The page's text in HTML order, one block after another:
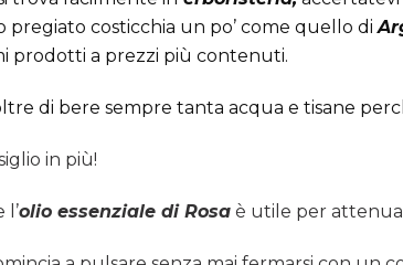
pregiato costicchia un po’ come quello di
prodotti a prezzi più contenuti.
di bere sempre tanta acqua e tisane
in più!
l’olio essenziale di Rosa è utile per